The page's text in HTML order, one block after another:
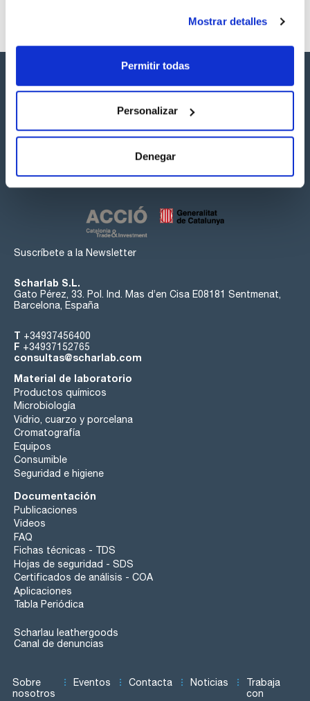
Mostrar detalles
Permitir todas
Personalizar
Denegar
Síguenos:
Suscríbete a la Newsletter
Scharlab S.L.
Gato Pérez, 33. Pol. Ind. Mas d’en Cisa E08181 Sentmenat,
Barcelona, España
T +34937456400
F +34937152765
consultas@scharlab.com
Material de laboratorio
Productos químicos
Microbiología
Vidrio, cuarzo y porcelana
Cromatografía
Equipos
Consumible
Seguridad e higiene
Documentación
Publicaciones
Videos
FAQ
Fichas técnicas - TDS
Hojas de seguridad - SDS
Certificados de análisis - COA
Aplicaciones
Tabla Periódica
Scharlau leathergoods
Canal de denuncias
Sobre
nosotros
Eventos Contacta Noticias
Trabaja
con